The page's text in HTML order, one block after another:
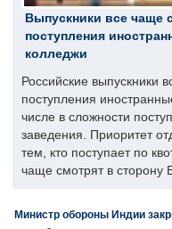
Выпускники все чаще
поступления
колледжи
Российские выпускники
поступления
числе в сложности
заведения. Приоритет
тем, кто поступает по
чаще смотрят в сторону
Министр обороны Индии